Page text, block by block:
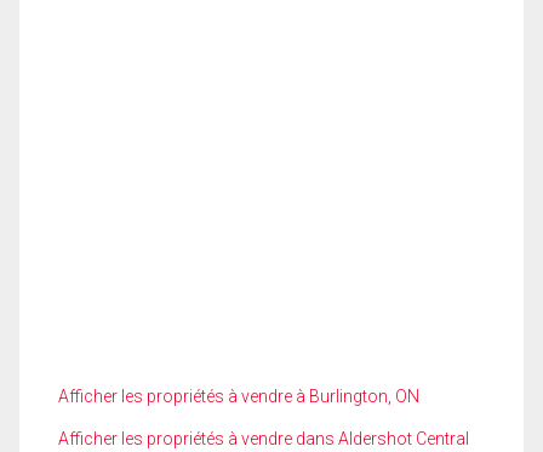
Afficher les propriétés à vendre à Burlington, ON
Afficher les propriétés à vendre dans Aldershot Central